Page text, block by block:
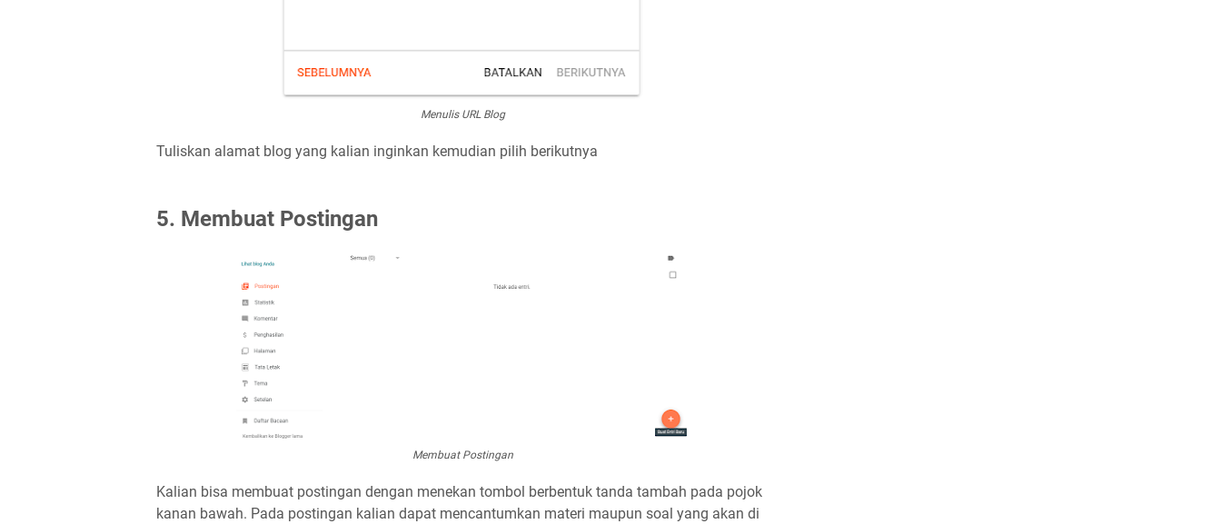
Menulis URL Blog
Tuliskan alamat blog yang kalian inginkan kemudian pilih berikutnya
5. Membuat Postingan
Membuat Postingan
Kalian bisa membuat postingan dengan menekan tombol berbentuk tanda tambah pada pojok
kanan bawah. Pada postingan kalian dapat mencantumkan materi maupun soal yang akan di